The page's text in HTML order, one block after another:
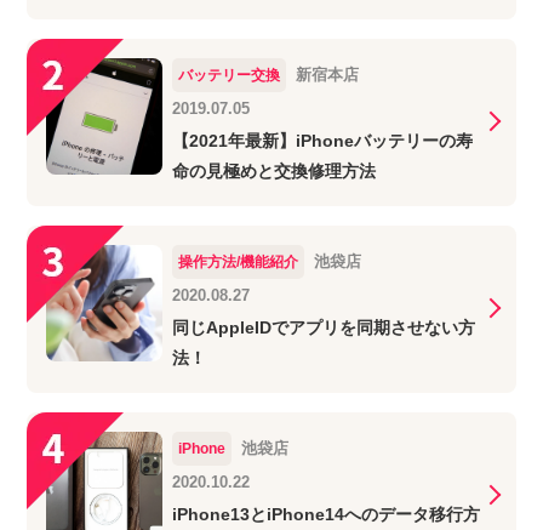
バッテリー交換
新宿本店
2019.07.05
【2021年最新】iPhoneバッテリーの寿
命の見極めと交換修理方法
操作方法/機能紹介
池袋店
2020.08.27
同じAppleIDでアプリを同期させない方
法！
iPhone
池袋店
2020.10.22
iPhone13とiPhone14へのデータ移行方